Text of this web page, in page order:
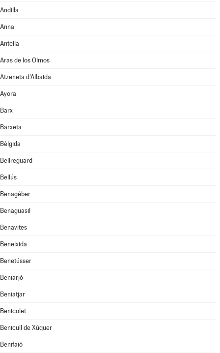
Andilla
Anna
Antella
Aras de los Olmos
Atzeneta d'Albaida
Ayora
Barx
Barxeta
Bèlgida
Bellreguard
Bellús
Benagéber
Benaguasil
Benavites
Beneixida
Benetússer
Beniarjó
Beniatjar
Benicolet
Benicull de Xúquer
Benifaió